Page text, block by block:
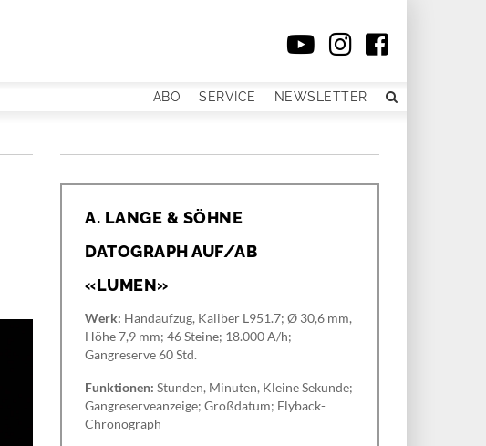
ABO SERVICE NEWSLETTER
A. LANGE & SÖHNE
DATOGRAPH AUF/AB
«LUMEN»
Werk: Handaufzug, Kaliber L951.7; Ø 30,6 mm,
Höhe 7,9 mm; 46 Steine; 18.000 A/h;
Gangreserve 60 Std.
Funktionen: Stunden, Minuten, Kleine Sekunde;
Gangreserveanzeige; Großdatum; Flyback-
Chronograph